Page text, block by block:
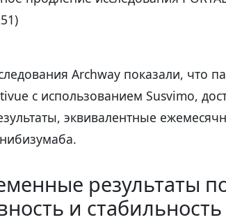
Archway показали, что
с использованием Susvimo,
эквивалентные
результаты
и стабильность